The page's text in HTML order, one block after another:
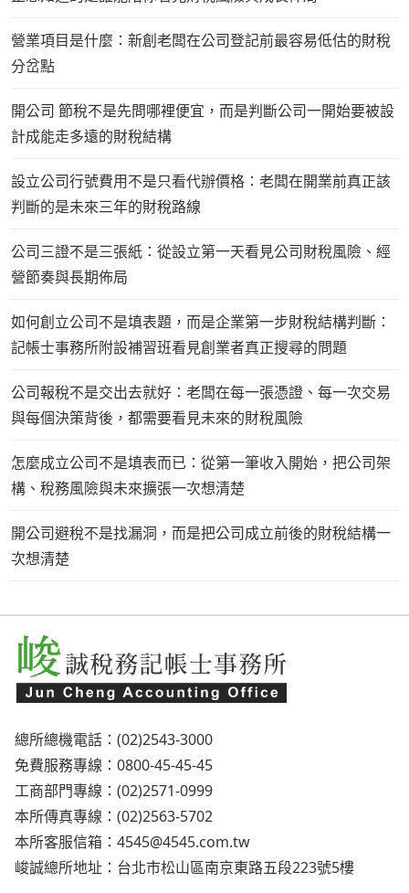
營業項目是什麼：新創老闆在公司登記前最容易低估的財稅
分岔點
開公司 節稅不是先問哪裡便宜，而是判斷公司一開始要被設
計成能走多遠的財稅結構
設立公司行號費用不是只看代辦價格：老闆在開業前真正該
判斷的是未來三年的財稅路線
公司三證不是三張紙：從設立第一天看見公司財稅風險、經
營節奏與長期佈局
如何創立公司不是填表題，而是企業第一步財稅結構判斷：
記帳士事務所附設補習班看見創業者真正搜尋的問題
公司報稅不是交出去就好：老闆在每一張憑證、每一次交易
與每個決策背後，都需要看見未來的財稅風險
怎麼成立公司不是填表而已：從第一筆收入開始，把公司架
構、稅務風險與未來擴張一次想清楚
開公司避稅不是找漏洞，而是把公司成立前後的財稅結構一
次想清楚
總所總機電話：(02)2543-3000
免費服務專線：0800-45-45-45
工商部門專線：(02)2571-0999
本所傳真專線：(02)2563-5702
本所客服信箱： 4545@4545.com.tw
峻誠總所地址：台北市松山區南京東路五段223號5樓